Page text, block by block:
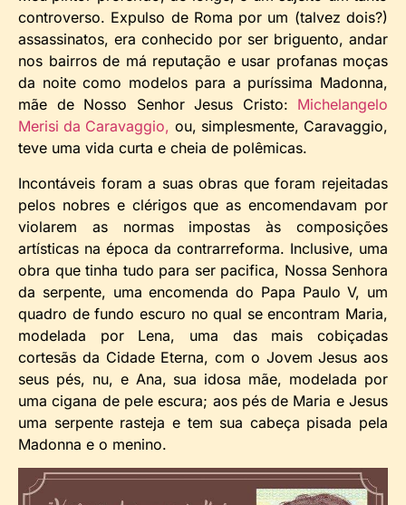
controverso. Expulso de Roma por um (talvez dois?)
assassinatos, era conhecido por ser briguento, andar
nos bairros de má reputação e usar profanas moças
da noite como modelos para a puríssima Madonna,
mãe de Nosso Senhor Jesus Cristo: Michelangelo
Merisi da Caravaggio, ou, simplesmente, Caravaggio,
teve uma vida curta e cheia de polêmicas.
Incontáveis foram a suas obras que foram rejeitadas
pelos nobres e clérigos que as encomendavam por
violarem as normas impostas às composições
artísticas na época da contrarreforma. Inclusive, uma
obra que tinha tudo para ser pacifica, Nossa Senhora
da serpente, uma encomenda do Papa Paulo V, um
quadro de fundo escuro no qual se encontram Maria,
modelada por Lena, uma das mais cobiçadas
cortesãs da Cidade Eterna, com o Jovem Jesus aos
seus pés, nu, e Ana, sua idosa mãe, modelada por
uma cigana de pele escura; aos pés de Maria e Jesus
uma serpente rasteja e tem sua cabeça pisada pela
Madonna e o menino.